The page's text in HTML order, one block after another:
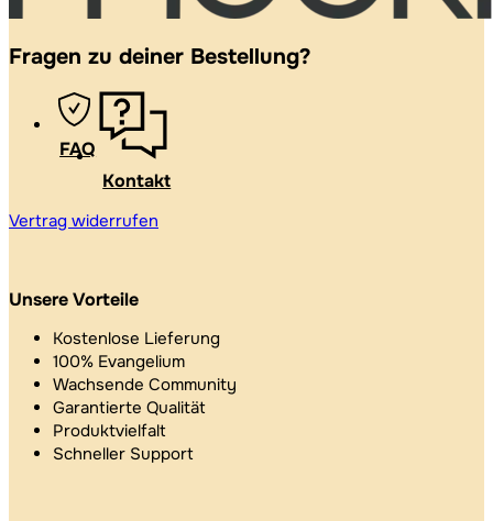
Fragen zu deiner Bestellung?
FAQ
Kontakt
Vertrag widerrufen
Unsere Vorteile
Kostenlose Lieferung
100% Evangelium
Wachsende Community
Garantierte Qualität
Produktvielfalt
Schneller Support